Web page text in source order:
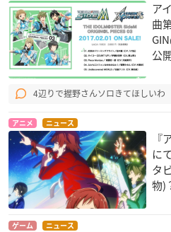
ア
曲
公
4辺りで握野さんソロきてほしいわ
アニメ ニュース
『
に
タ
物)
ゲーム ニュース